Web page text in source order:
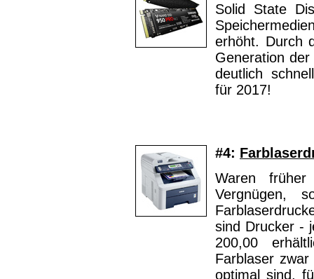
Solid State
erhöht. Durch
Generation
deutlich
für 2017!
#4:
Waren
Vergnügen,
sind Drucker -
200,00
Farblaser
optimal sind,